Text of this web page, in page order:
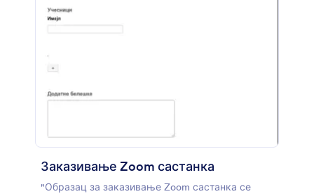
Заказивање Zoom састанка
"Образац за заказивање Zoom састанка се